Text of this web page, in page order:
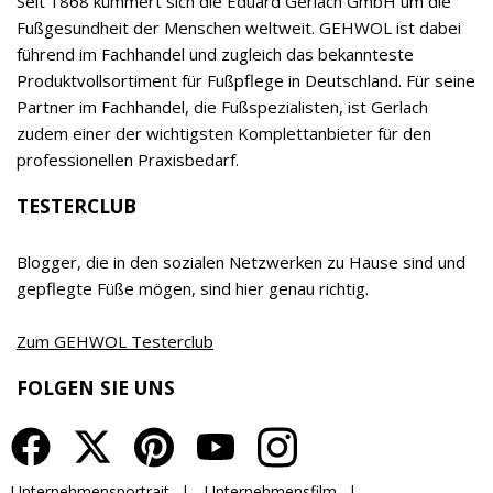
eigener Forschung und Entwicklung basierenden
Qualität und dem klaren Vorrang der Wirksamkeit
vor allen anderen Produkteigenschaften ein
relevanter Begeisterungstreiber sowohl für
Empfehler als auch Verbraucher. Das Unternehmen
wird inzwischen bereits in 7. Generation von Timor
Gerlach-von Waldthausen geführt.